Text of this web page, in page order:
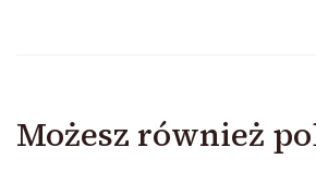
Możesz również